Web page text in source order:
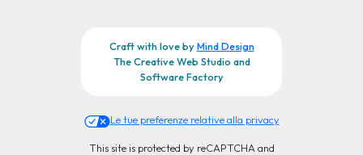
Craft with love byMind Design
The Creative Web Studio and
Software Factory
Le tue preferenze relative alla privacy
This site is protected by reCAPTCHA and